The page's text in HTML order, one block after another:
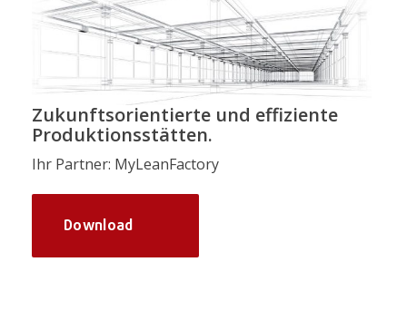
Zukunftsorientierte und effiziente
Produktionsstätten.
Ihr Partner: MyLeanFactory
Download